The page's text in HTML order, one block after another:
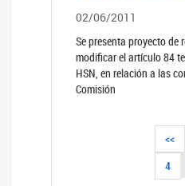
02/06/2011
Se presenta proyecto de
modificar el artículo 84
HSN, en relación a las
Comisión
<<
4